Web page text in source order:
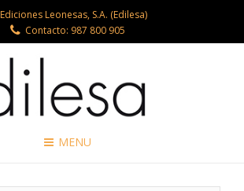
Ediciones Leonesas, S.A. (Edilesa)
Contacto: 987 800 905
MENU